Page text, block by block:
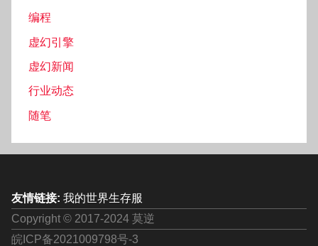
编程
虚幻引擎
虚幻新闻
行业动态
随笔
友情链接: 我的世界生存服
Copyright © 2017-2024 莫逆
皖ICP备2021009798号-3